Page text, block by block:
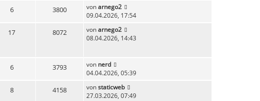
6 3800 vonarnego2
09.04.2026, 17:54
17 8072 vonarnego2
08.04.2026, 14:43
6 3793 von nerd
04.04.2026, 05:39
8 4158 vonstaticweb
27.03.2026, 07:49